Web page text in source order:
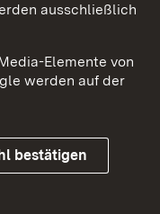
ausschließlich
Elemente von
werden auf der
bestätigen